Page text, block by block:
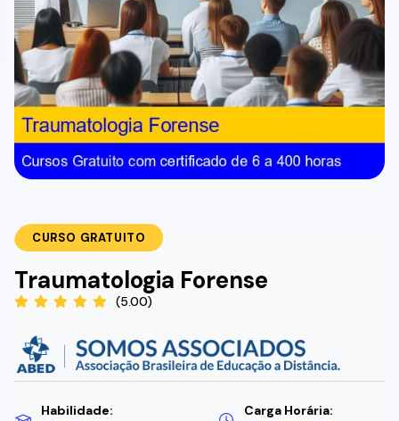
CURSO GRATUITO
Traumatologia Forense
(5.00)
Habilidade: Carga Horária: